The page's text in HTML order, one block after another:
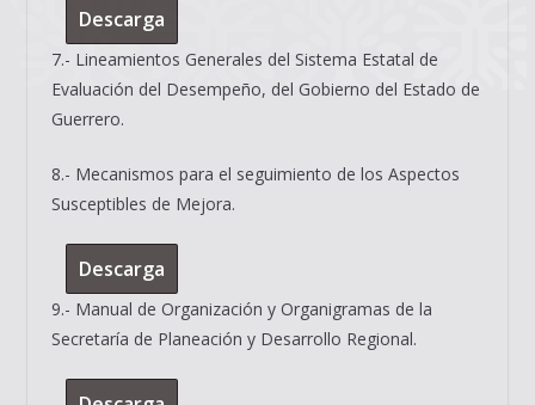
Descarga
7.- Lineamientos Generales del Sistema Estatal de
Evaluación del Desempeño, del Gobierno del Estado de
Guerrero.
8.- Mecanismos para el seguimiento de los Aspectos
Susceptibles de Mejora.
Descarga
9.- Manual de Organización y Organigramas de la
Secretaría de Planeación y Desarrollo Regional.